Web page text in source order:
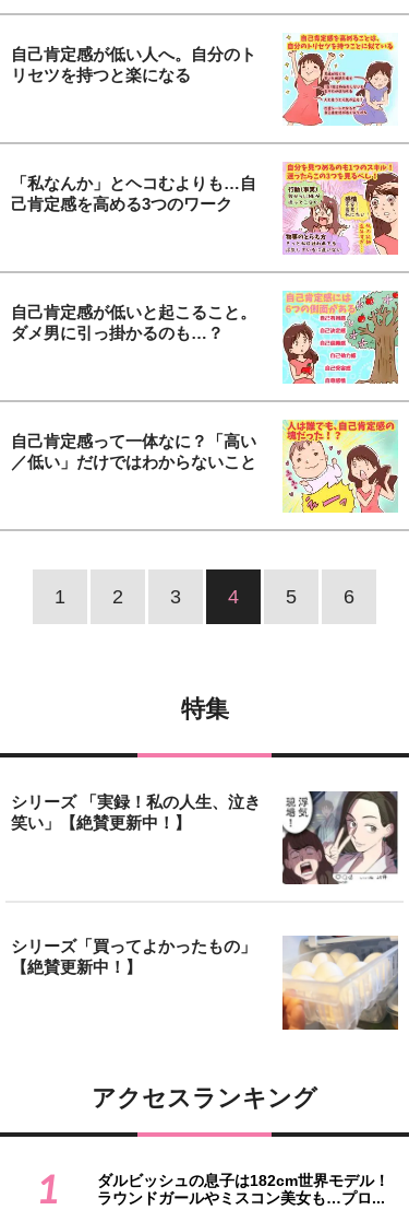
自己肯定感が低い人へ。自分のト
リセツを持つと楽になる
「私なんか」とヘコむよりも…自
己肯定感を高める3つのワーク
自己肯定感が低いと起こること。
ダメ男に引っ掛かるのも…？
自己肯定感って一体なに？「高い
／低い」だけではわからないこと
1 2 3 4 5 6
特集
シリーズ 「実録！私の人生、泣き
笑い」【絶賛更新中！】
シリーズ「買ってよかったもの」
【絶賛更新中！】
アクセスランキング
1
ダルビッシュの息子は182cm世界モデル！
ラウンドガールやミスコン美女も…プロ...